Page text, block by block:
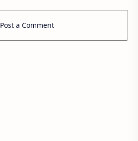
Post a Comment